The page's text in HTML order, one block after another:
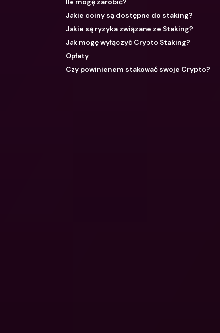
Ile mogę zarobić?
Jakie coiny są dostępne do staking?
Jakie są ryzyka związane ze Staking?
Jak mogę wyłączyć Crypto Staking?
Opłaty
Czy powinienem stakować swoje Crypto?